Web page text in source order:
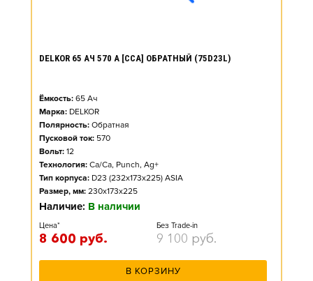
DELKOR 65 АЧ 570 А [CCA] ОБРАТНЫЙ (75D23L)
Ёмкость: 65 Ач
Марка: DELKOR
Полярность: Обратная
Пусковой ток: 570
Вольт: 12
Технология: Ca/Ca, Punch, Ag+
Тип корпуса: D23 (232x173x225) ASIA
Размер, мм: 230x173x225
Наличие: В наличии
Цена*
8 600 руб.
Без Trade-in
9 100 руб.
В КОРЗИНУ